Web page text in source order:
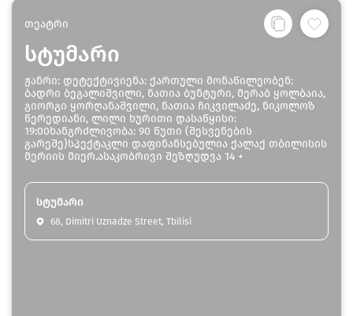
თეატრი
სტუმარი
ჟანრი: დეტექტივიენა: ქართული მონაწილეობენ:
ბადრი ბეგალიშვილი, ნათია ბუნტური, მერაბ ყოლბაია,
გიორგი ყორღანაშვილი, ნათია ჩიკვილაძე, ნიკოლოზ
წერედიანი, ლილი ხურითი დასაწყისი:
19:00ხანგრძლივობა: 90 წუთი (შესვენების
გარეშე)სპექტაკლი დაფინანსებულია ქალაქ თბილისის
მერიის მიერ.ასაკობრივი შეზღუდვა 14 +
სტუმარი
68, Dimitri Uznadze Street, Tbilisi